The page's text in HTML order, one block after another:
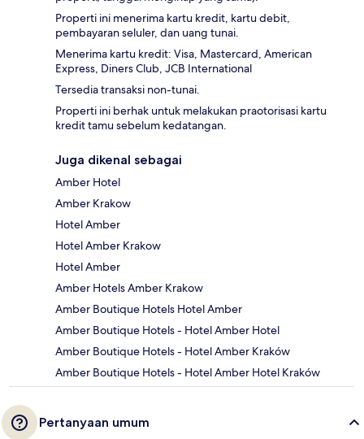
Properti ini menerima kartu kredit, kartu debit,
pembayaran seluler, dan uang tunai.
Menerima kartu kredit: Visa, Mastercard, American
Express, Diners Club, JCB International
Tersedia transaksi non-tunai.
Properti ini berhak untuk melakukan praotorisasi kartu
kredit tamu sebelum kedatangan.
Juga dikenal sebagai
Amber Hotel
Amber Krakow
Hotel Amber
Hotel Amber Krakow
Hotel Amber
Amber Hotels Amber Krakow
Amber Boutique Hotels Hotel Amber
Amber Boutique Hotels - Hotel Amber Hotel
Amber Boutique Hotels - Hotel Amber Kraków
Amber Boutique Hotels - Hotel Amber Hotel Kraków
Pertanyaan umum